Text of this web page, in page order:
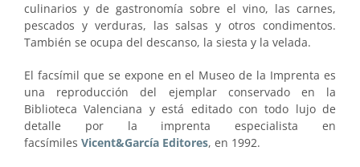
culinarios y de gastronomía sobre el vino, las carnes,
pescados y verduras, las salsas y otros condimentos.
También se ocupa del descanso, la siesta y la velada.
El facsímil que se expone en el Museo de la Imprenta es
una reproducción del ejemplar conservado en la
Biblioteca Valenciana y está editado con todo lujo de
detalle por la imprenta especialista en
facsímiles Vicent&García Editores, en 1992.